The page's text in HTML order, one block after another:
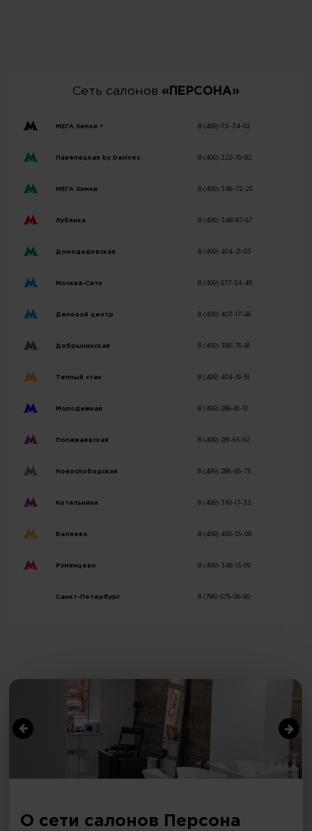
Сеть салонов «ПЕРСОНА»
МЕГА Химки • 8 (499) 113-34-92
Павелецкая by Davines 8 (499) 322-79-82
МЕГА Химки 8 (499) 346-72-23
Лубянка 8 (499) 348-87-67
Домодедовская 8 (499) 404-21-03
Москва-Сити 8 (499) 677-54-48
Деловой центр 8 (499) 403-17-46
Добрынинская 8 (499) 380-76-81
Теплый стан 8 (499) 404-19-51
Молодежная 8 (499) 286-81-51
Полежаевская 8 (499) 281-65-92
Новослободская 8 (499) 286-85-75
Котельники 8 (499) 350-17-33
Беляево 8 (499) 490-55-08
Румянцево 8 (499) 348-15-09
Санкт-Петербург 8 (796) 675-09-90
О сети салонов Персона